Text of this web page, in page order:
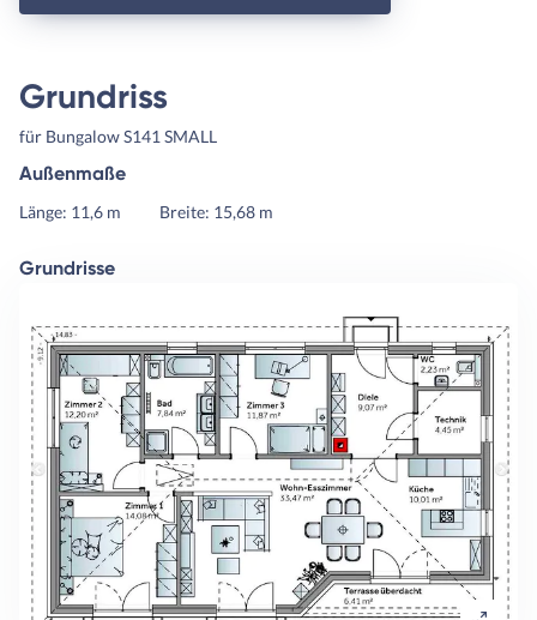
Grundriss
für Bungalow S141 SMALL
Außenmaße
Länge: 11,6 m Breite: 15,68 m
Grundrisse